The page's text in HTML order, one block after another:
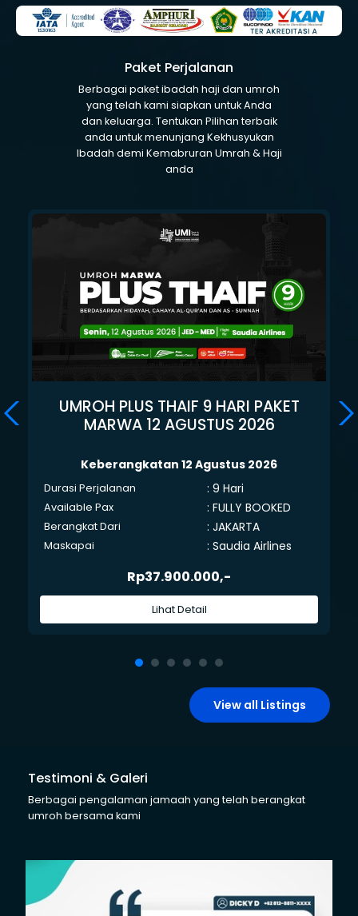
Paket Perjalanan
Berbagai paket ibadah haji dan umroh
yang telah kami siapkan untuk Anda
dan keluarga. Tentukan Pilihan terbaik
anda untuk menunjang Kekhusyukan
Ibadah demi Kemabruran Umrah & Haji
anda
UMROH PLUS THAIF 9 HARI PAKET
MARWA 12 AGUSTUS 2026
Keberangkatan 12 Agustus 2026
Durasi Perjalanan : 9 Hari
Available Pax : FULLY BOOKED
Berangkat Dari : JAKARTA
Maskapai : Saudia Airlines
Rp37.900.000,-
Lihat Detail
View all Listings
Testimoni & Galeri
Berbagai pengalaman jamaah yang telah berangkat
umroh bersama kami